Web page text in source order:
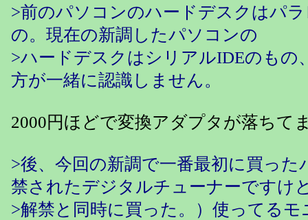
>前のパソコンのハードデスクはパ
の。現在の新調したパソコンの
>ハードデスクはシリアルIDEのもの
方が一緒に認識しません。
2000円ほどで変換アダプタが落ちて
>後、今回の新調で一番最初に買った
禁されたデジタルチューナーですけ
>解禁と同時に買った。）使ってるモ